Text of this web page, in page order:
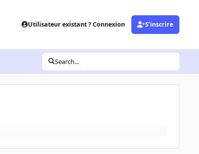
Utilisateur existant ? Connexion S’inscrire
Search...